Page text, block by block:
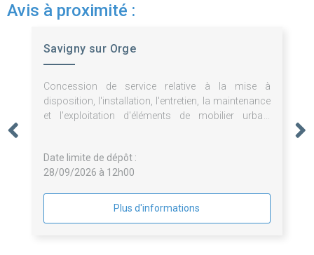
Avis à proximité :
Savigny sur Orge
Concession de service relative à la mise à
disposition, l'installation, l'entretien, la maintenance
et l'exploitation d'éléments de mobilier urbain
Date limite de dépôt :
28/09/2026 à 12h00
Plus d'informations